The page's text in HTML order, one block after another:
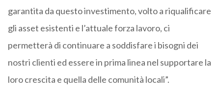
garantita da questo investimento, volto a riqualificare
gli asset esistenti e l’attuale forza lavoro, ci
permetterà di continuare a soddisfare i bisogni dei
nostri clienti ed essere in prima linea nel supportare la
loro crescita e quella delle comunità locali”.